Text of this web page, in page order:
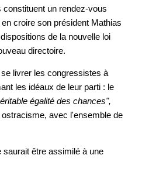
un rendez-vous
croire son président Mathias
de la nouvelle loi
directoire.
livrer les congressistes à
les idéaux de leur parti : le
égalité des chances",
avec l'ensemble de
être assimilé à une